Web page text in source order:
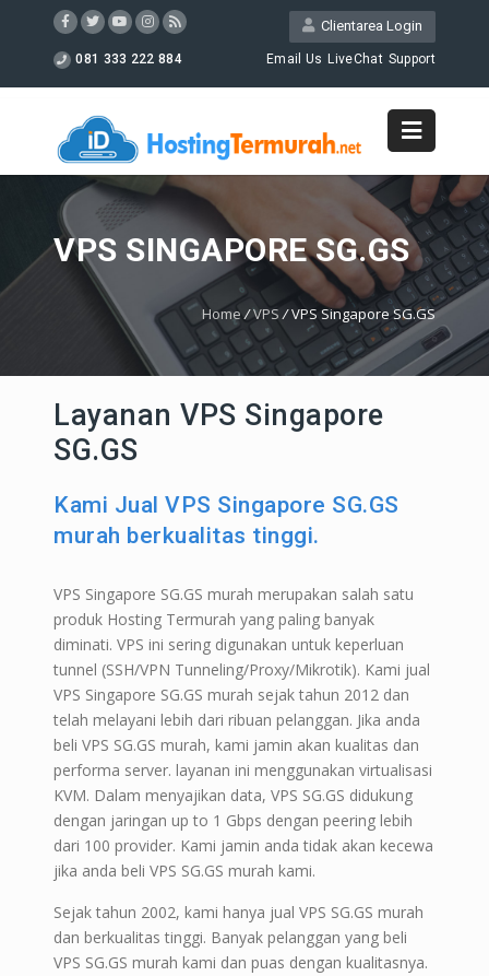
Clientarea Login
081 333 222 884 Email Us LiveChat Support
VPS SINGAPORE SG.GS
Home/VPS /VPS Singapore SG.GS
Layanan VPS Singapore
SG.GS
Kami Jual VPS Singapore SG.GS
murah berkualitas tinggi.
VPS Singapore SG.GS murah merupakan salah satu
produk Hosting Termurah yang paling banyak
diminati. VPS ini sering digunakan untuk keperluan
tunnel (SSH/VPN Tunneling/Proxy/Mikrotik). Kami jual
VPS Singapore SG.GS murah sejak tahun 2012 dan
telah melayani lebih dari ribuan pelanggan. Jika anda
beli VPS SG.GS murah, kami jamin akan kualitas dan
performa server. layanan ini menggunakan virtualisasi
KVM. Dalam menyajikan data, VPS SG.GS didukung
dengan jaringan up to 1 Gbps dengan peering lebih
dari 100 provider. Kami jamin anda tidak akan kecewa
jika anda beli VPS SG.GS murah kami.
Sejak tahun 2002, kami hanya jual VPS SG.GS murah
dan berkualitas tinggi. Banyak pelanggan yang beli
VPS SG.GS murah kami dan puas dengan kualitasnya.